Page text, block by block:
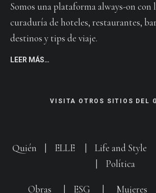
Somos una plataforma always-on con
curaduría de hoteles, restaurantes,
destinos y tips de viaje.
LEER MÁS…
VISITA OTROS SITIOS DEL
Quién ELLE Life and Style
Política
Obras ESG Mujeres